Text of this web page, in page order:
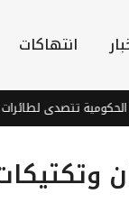
انتهاكات
تتصدى لطائرات